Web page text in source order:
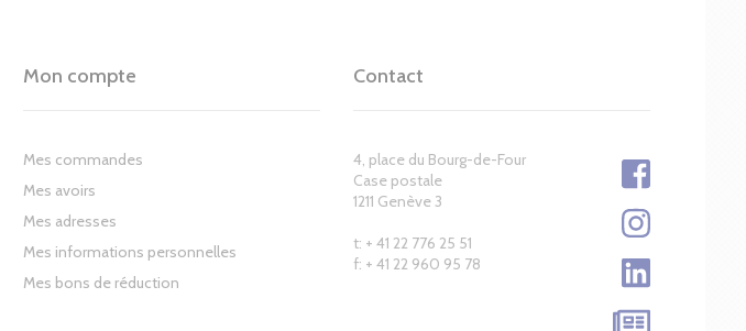
Mon compte
Mes commandes
Mes avoirs
Mes adresses
Mes informations personnelles
Mes bons de réduction
Contact
4, place du Bourg-de-Four
Case postale
1211 Genève 3
t: + 41 22 776 25 51
f: + 41 22 960 95 78